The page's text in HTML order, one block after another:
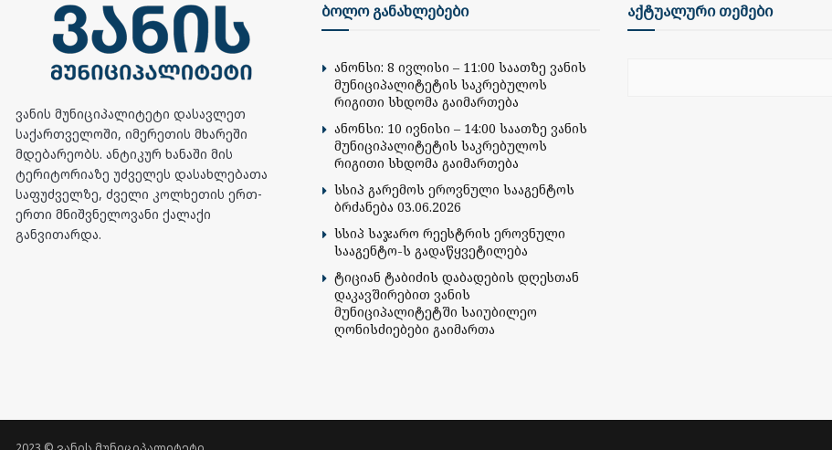
ვანის მუნიციპალიტეტი დასავლეთ
საქართველოში, იმერეთის მხარეში
მდებარეობს. ანტიკურ ხანაში მის
ტერიტორიაზე უძველეს დასახლებათა
საფუძველზე, ძველი კოლხეთის ერთ-
ერთი მნიშვნელოვანი ქალაქი
განვითარდა.
ბოლო განახლებები
ანონსი: 8 ივლისი – 11:00 საათზე ვანის
მუნიციპალიტეტის საკრებულოს
რიგითი სხდომა გაიმართება
ანონსი: 10 ივნისი – 14:00 საათზე ვანის
მუნიციპალიტეტის საკრებულოს
რიგითი სხდომა გაიმართება
სსიპ გარემოს ეროვნული სააგენტოს
ბრძანება 03.06.2026
სსიპ საჯარო რეესტრის ეროვნული
სააგენტო-ს გადაწყვეტილება
ტიციან ტაბიძის დაბადების დღესთან
დაკავშირებით ვანის
მუნიციპალიტეტში საიუბილეო
ღონისძიებები გაიმართა
აქტუალური თემები